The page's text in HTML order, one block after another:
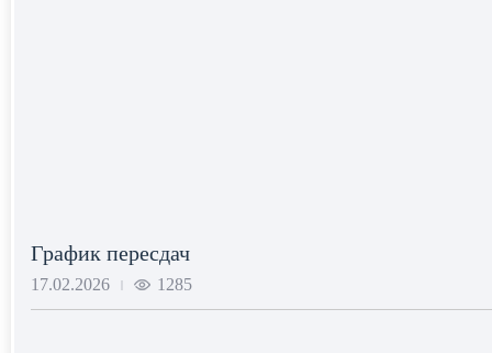
График пересдач
17.02.2026 | 1285